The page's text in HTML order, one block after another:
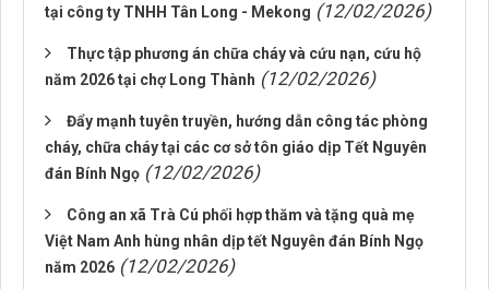
tại công ty TNHH Tân Long - Mekong (12/02/2026)
Thực tập phương án chữa cháy và cứu nạn, cứu hộ
năm 2026 tại chợ Long Thành (12/02/2026)
Đẩy mạnh tuyên truyền, hướng dẫn công tác phòng
cháy, chữa cháy tại các cơ sở tôn giáo dịp Tết Nguyên
đán Bính Ngọ (12/02/2026)
Công an xã Trà Cú phối hợp thăm và tặng quà mẹ
Việt Nam Anh hùng nhân dịp tết Nguyên đán Bính Ngọ
năm 2026 (12/02/2026)